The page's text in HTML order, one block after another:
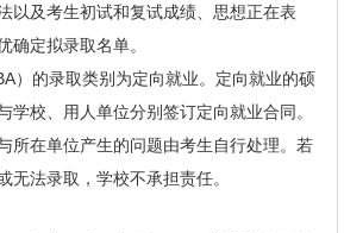
以及考生初试和复试成绩、思想正在表
确定拟录取名单。
）的录取类别为定向就业。定向就业的硕
学校、用人单位分别签订定向就业合同。
所在单位产生的问题由考生自行处理。若
无法录取，学校不承担责任。